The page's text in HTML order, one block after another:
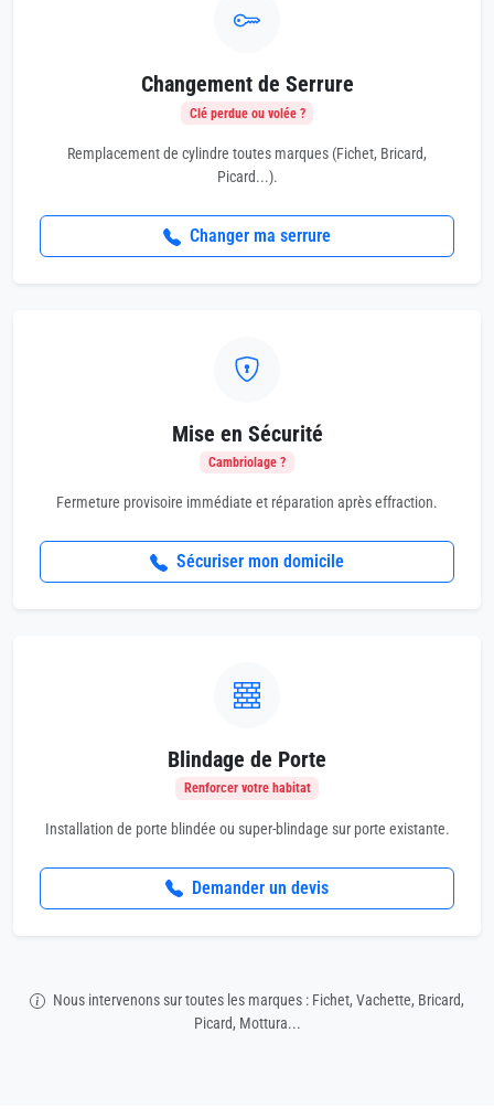
Changement de Serrure
Clé perdue ou volée ?
Remplacement de cylindre toutes marques (Fichet, Bricard,
Picard...).
Changer ma serrure
Mise en Sécurité
Cambriolage ?
Fermeture provisoire immédiate et réparation après effraction.
Sécuriser mon domicile
Blindage de Porte
Renforcer votre habitat
Installation de porte blindée ou super-blindage sur porte existante.
Demander un devis
Nous intervenons sur toutes les marques : Fichet, Vachette, Bricard,
Picard, Mottura...